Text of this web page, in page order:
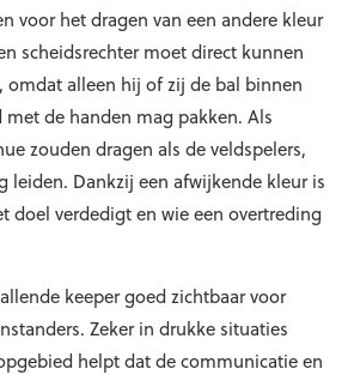
voor het dragen van een andere kleur
scheidsrechter moet direct kunnen
omdat alleen hij of zij de bal binnen
de handen mag pakken. Als
zouden dragen als de veldspelers,
leiden. Dankzij een afwijkende kleur is
doel verdedigt en wie een overtreding
keeper goed zichtbaar voor
Zeker in drukke situaties
helpt dat de communicatie en